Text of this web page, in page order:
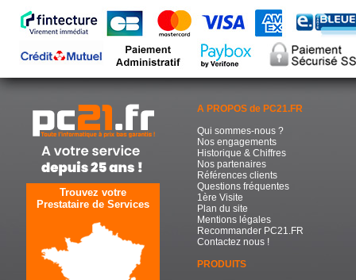
Trouvez votre
Prestataire de Services
A PROPOS de PC21.FR
Qui sommes-nous ?
Nos engagements
Historique & Chiffres
Nos partenaires
Références clients
Questions fréquentes
1ère Visite
Plan du site
Mentions légales
Recommander PC21.FR
Contactez nous !
PRODUITS